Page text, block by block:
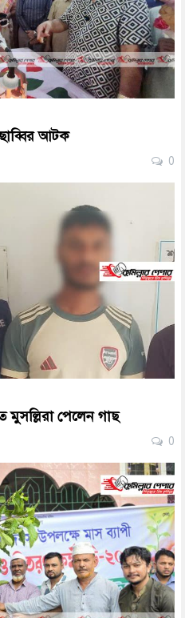
আটক
0
মুসল্লিরা পেলেন গাছ
0